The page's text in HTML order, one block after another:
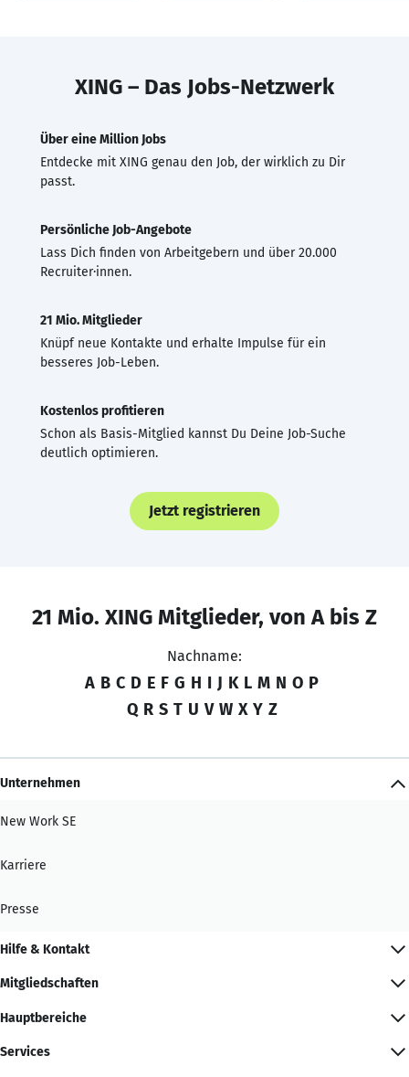
XING – Das Jobs-Netzwerk
Über eine Million Jobs
Entdecke mit XING genau den Job, der wirklich zu Dir
passt.
Persönliche Job-Angebote
Lass Dich finden von Arbeitgebern und über 20.000
Recruiter·innen.
21 Mio. Mitglieder
Knüpf neue Kontakte und erhalte Impulse für ein
besseres Job-Leben.
Kostenlos profitieren
Schon als Basis-Mitglied kannst Du Deine Job-Suche
deutlich optimieren.
Jetzt registrieren
21 Mio. XING Mitglieder, von A bis Z
Nachname:
A B C D E F G H I J K L M N O P
Q R S T U V W X Y Z
Unternehmen
New Work SE
Karriere
Presse
Hilfe & Kontakt
Mitgliedschaften
Hauptbereiche
Services